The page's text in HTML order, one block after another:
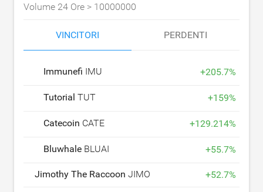
Volume 24 Ore > 10000000
VINCITORI PERDENTI
Immunefi IMU +205.7%
Tutorial TUT +159%
Catecoin CATE +129.214%
Bluwhale BLUAI +55.7%
Jimothy The Raccoon JIMOTHY +52.7%